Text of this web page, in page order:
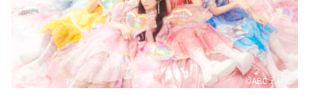
©️ABCテレビ